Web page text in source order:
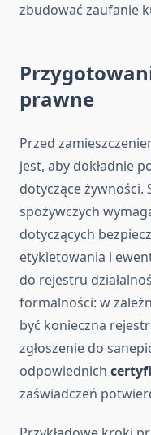
zbudować zaufanie
prawne
Przed
jest, aby dokładnie
dotyczące
spożywczych
dotyczących
etykietowania i
do rejestru
formalności: w
być konieczna
zgłoszenie do
odpowiednich
zaświadczeń